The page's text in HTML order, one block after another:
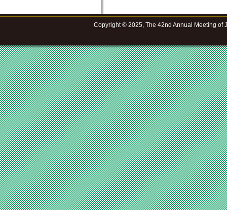
Copyright © 2025, The 42nd Annual Meeting of